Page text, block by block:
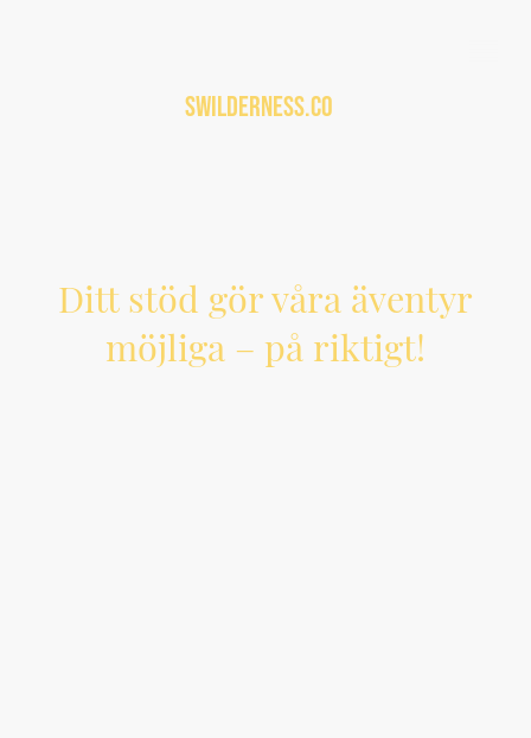
Swilderness.co
Ditt stöd gör våra äventyr
möjliga – på riktigt!